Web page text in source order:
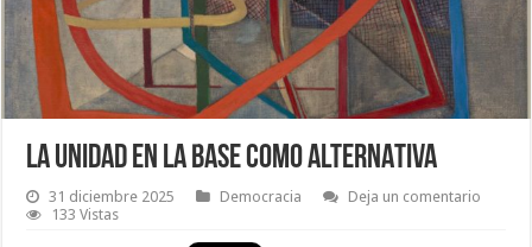
LA UNIDAD EN LA BASE COMO ALTERNATIVA
31 diciembre 2025 Democracia
Deja un comentario
133 Vistas